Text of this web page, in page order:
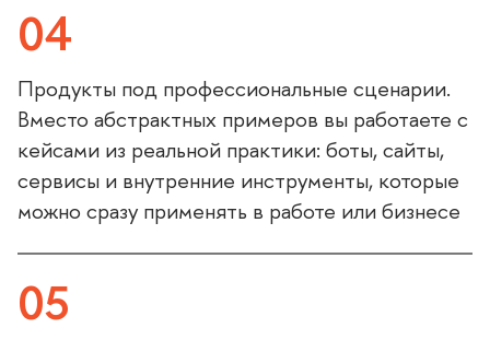
04
Продукты под профессиональные сценарии.
место абстрактных примеров вы работаете с
кейсами из реальной практики: боты, сайты,
сервисы и внутренние инструменты, которые
можно сразу применять в работе или бизнесе
05